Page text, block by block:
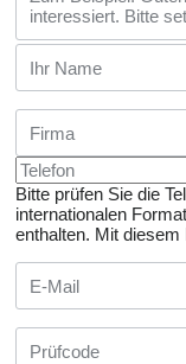
Bitte prüfen Sie die
internationalen
enthalten. Mit diesem